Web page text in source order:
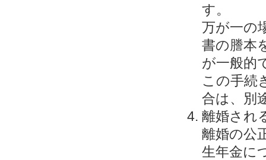
す。
万が一の
書の謄本
が一般的
この手続
合は、別
離婚され
離婚の公
生年金に